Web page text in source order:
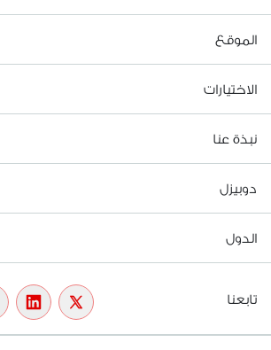
الموقع
الاختيارات
نبذة عنا
دوبيزل
الدول
تابعنا